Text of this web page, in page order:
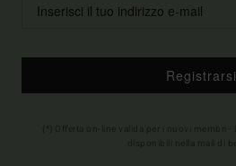
Registrarsi